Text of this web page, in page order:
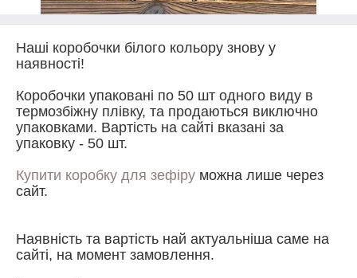
Наші коробочки білого кольору знову у
наявності!
Коробочки упаковані по 50 шт одного виду в
термозбіжну плівку, та продаються виключно
упаковками. Вартість на сайті вказані за
упаковку - 50 шт.
Купити коробку для зефіру можна лише через
сайт.
Наявність та вартість най актуальніша саме на
сайті, на момент замовлення.